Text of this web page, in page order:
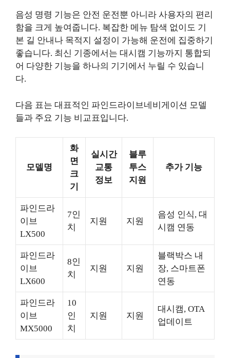
음성 명령 기능은 안전 운전뿐 아니라 사용자의 편리
함을 크게 높여줍니다. 복잡한 메뉴 탐색 없이도 기
본 길 안내나 목적지 설정이 가능해 운전에 집중하기
좋습니다. 최신 기종에서는 대시캠 기능까지 통합되
어 다양한 기능을 하나의 기기에서 누릴 수 있습니
다.
다음 표는 대표적인 파인드라이브네비게이션 모델
들과 주요 기능 비교표입니다.
모델명
화
면
크
기
실시간
교통
정보
블루
투스
지원
추가 기능
파인드라
이브
LX500
7인
치
지원 지원
음성 인식, 대
시캠 연동
파인드라
이브
LX600
8인
치
지원 지원
블랙박스 내
장, 스마트폰
연동
파인드라
이브
MX5000
10
인
치
지원 지원
대시캠, OTA
업데이트